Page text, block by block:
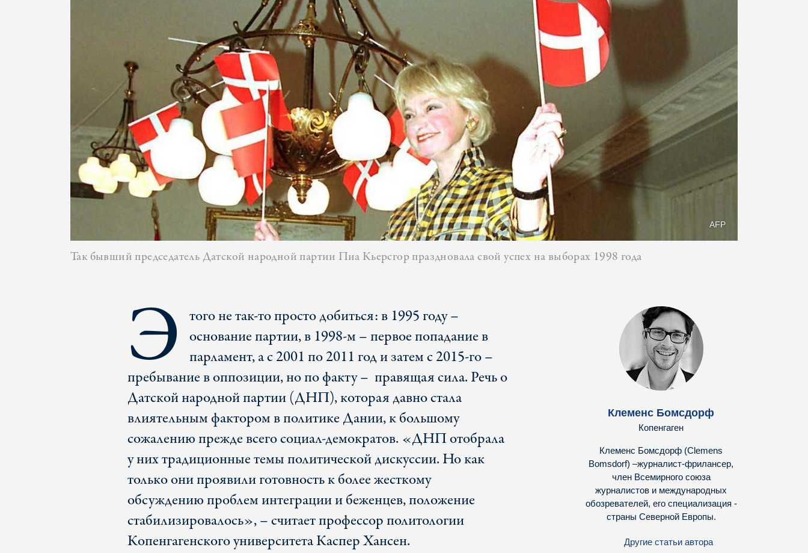
AFP
Так бывший председатель Датской народной партии Пиа Кьерсгор праздновала свой успех на выборах 1998 года
Э того не так-то просто добиться: в 1995 году –
основание партии, в 1998-м – первое попадание в
парламент, а с 2001 по 2011 год и затем с 2015-го –
пребывание в оппозиции, но по факту – правящая сила. Речь о
Датской народной партии (ДНП), которая давно стала
влиятельным фактором в политике Дании, к большому
сожалению прежде всего социал-демократов. «ДНП отобрала
у них традиционные темы политической дискуссии. Но как
только они проявили готовность к более жесткому
обсуждению проблем интеграции и беженцев, положение
стабилизировалось», – считает профессор политологии
Копенгагенского университета Каспер Хансен.
Клеменс Бомсдорф
Копенгаген
Клеменс Бомсдорф (Clemens
Bomsdorf) –журналист-фрилансер,
член Всемирного союза
журналистов и международных
обозревателей, его специализация -
страны Северной Европы.
Другие статьи автора